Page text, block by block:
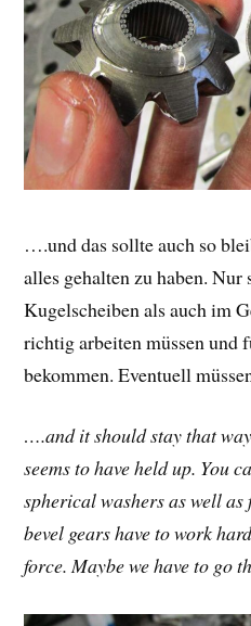
….und das sollte auch so
alles gehalten zu haben. Nur
Kugelscheiben als auch im
richtig arbeiten müssen
bekommen. Eventuell
….and it should stay that
seems to have held up. You
spherical washers as well
bevel gears have to work
force. Maybe we have to go